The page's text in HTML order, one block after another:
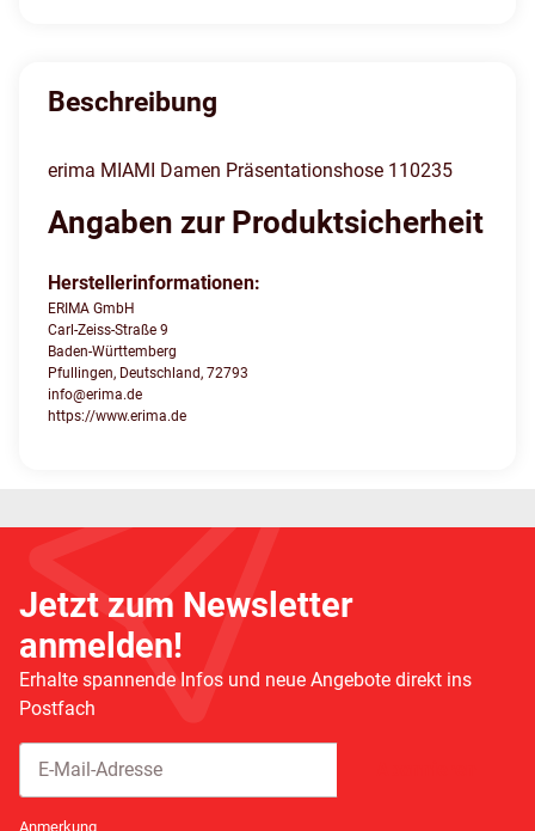
Beschreibung
erima MIAMI Damen Präsentationshose 110235
Angaben zur Produktsicherheit
Herstellerinformationen:
ERIMA GmbH
Carl-Zeiss-Straße 9
Baden-Württemberg
Pfullingen, Deutschland, 72793
info@erima.de
https://www.erima.de
Jetzt zum Newsletter
anmelden!
Erhalte spannende Infos und neue Angebote direkt ins
Postfach
Anmerkung